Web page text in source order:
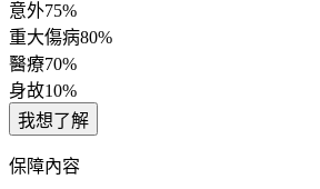
意外75%
重大傷病80%
醫療70%
身故10%
我想了解
保障內容